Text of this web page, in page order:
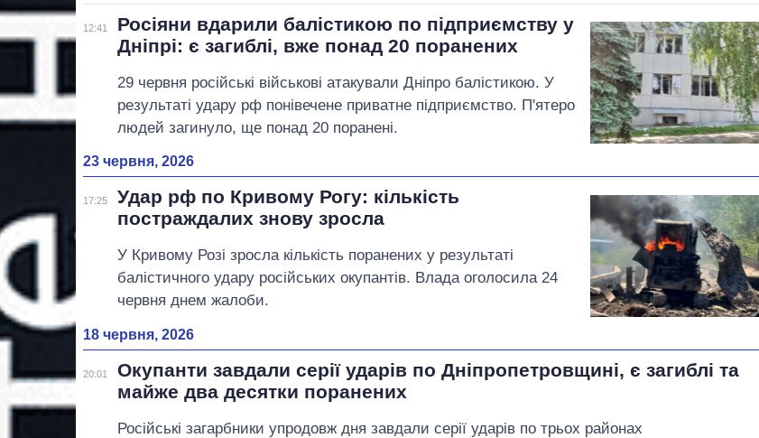
12:41
Росіяни вдарили балістикою по підприємству у
Дніпрі: є загиблі, вже понад 20 поранених
29 червня російські військові атакували Дніпро балістикою. У
результаті удару рф понівечене приватне підприємство. П'ятеро
людей загинуло, ще понад 20 поранені.
23 червня, 2026
17:25
Удар рф по Кривому Рогу: кількість
постраждалих знову зросла
У Кривому Розі зросла кількість поранених у результаті
балістичного удару російських окупантів. Влада оголосила 24
червня днем жалоби.
18 червня, 2026
20:01
Окупанти завдали серії ударів по Дніпропетровщині, є загиблі та
майже два десятки поранених
Російські загарбники упродовж дня завдали серії ударів по трьох районах